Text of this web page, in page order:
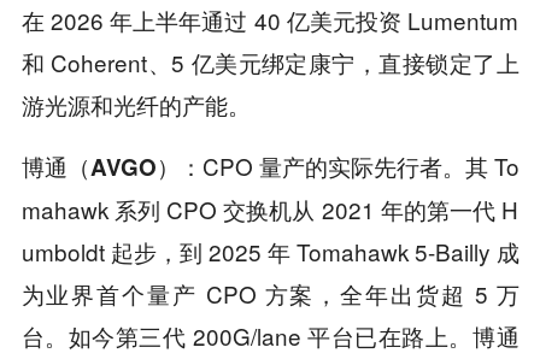
在 2026 年上半年通过 40 亿美元投资 Lumentum
和 Coherent、5 亿美元绑定康宁，直接锁定了上
游光源和光纤的产能。
博通（AVGO）： CPO 量产的实际先行者。其 To
mahawk 系列 CPO 交换机从 2021 年的第一代 H
umboldt 起步，到 2025 年 Tomahawk 5-Bailly 成
为业界首个量产 CPO 方案，全年出货超 5 万
台。如今第三代 200G/lane 平台已在路上。博通